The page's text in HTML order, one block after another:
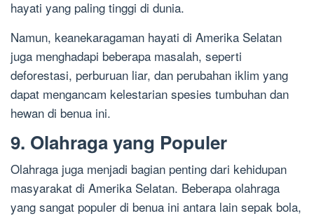
hayati yang paling tinggi di dunia.
Namun, keanekaragaman hayati di Amerika Selatan
juga menghadapi beberapa masalah, seperti
deforestasi, perburuan liar, dan perubahan iklim yang
dapat mengancam kelestarian spesies tumbuhan dan
hewan di benua ini.
9. Olahraga yang Populer
Olahraga juga menjadi bagian penting dari kehidupan
masyarakat di Amerika Selatan. Beberapa olahraga
yang sangat populer di benua ini antara lain sepak bola,